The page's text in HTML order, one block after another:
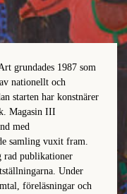
grundades 1987 som
nationellt och
starten har konstnärer
Magasin III
med
samling vuxit fram.
rad publikationer
Under
föreläsningar och